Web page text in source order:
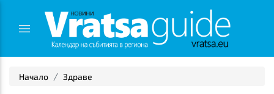
Начало Здраве